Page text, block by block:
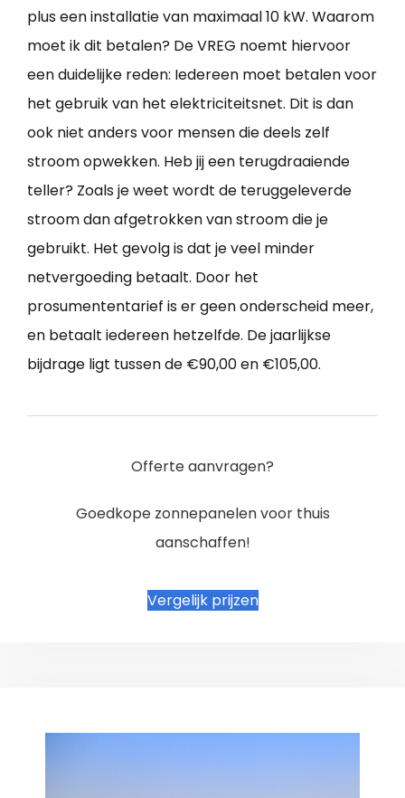
plus een installatie van maximaal 10 kW. Waarom
moet ik dit betalen? De VREG noemt hiervoor
een duidelijke reden: Iedereen moet betalen voor
het gebruik van het elektriciteitsnet. Dit is dan
ook niet anders voor mensen die deels zelf
stroom opwekken. Heb jij een terugdraaiende
teller? Zoals je weet wordt de teruggeleverde
stroom dan afgetrokken van stroom die je
gebruikt. Het gevolg is dat je veel minder
netvergoeding betaalt. Door het
prosumententarief is er geen onderscheid meer,
en betaalt iedereen hetzelfde. De jaarlijkse
bijdrage ligt tussen de €90,00 en €105,00.
Offerte aanvragen?
Goedkope zonnepanelen voor thuis
aanschaffen!
Vergelijk prijzen